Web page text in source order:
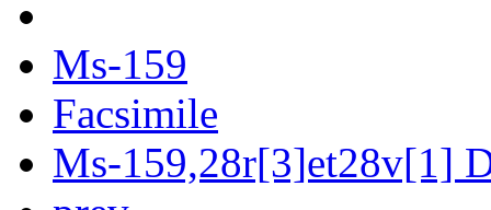
Ms-159
Facsimile
Ms-159,28r[3]et28v[1]